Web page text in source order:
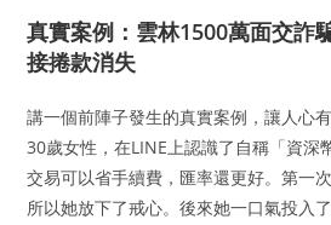
真實案例：雲林1500萬面交詐
接捲款消失
講一個前陣子發生的真實案例，讓人心
30歲女性，在LINE上認識了自稱「資深
交易可以省手續費，匯率還更好。第一
所以她放下了戒心。後來她一口氣投入了